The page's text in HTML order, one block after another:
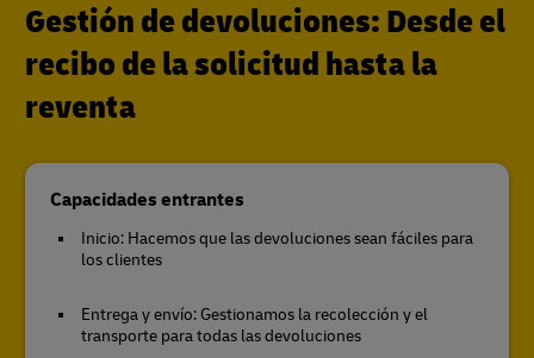
Gestión de devoluciones: Desde el
recibo de la solicitud hasta la
reventa
Capacidades entrantes
Inicio: Hacemos que las devoluciones sean fáciles para
los clientes
Entrega y envío: Gestionamos la recolección y el
transporte para todas las devoluciones